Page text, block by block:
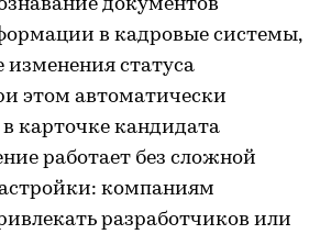
документов
в кадровые системы,
изменения статуса
этом автоматически
карточке кандидата
работает без сложной
компаниям
разработчиков или